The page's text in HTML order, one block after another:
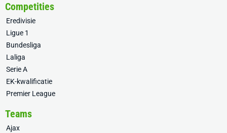
Competities
Eredivisie
Ligue 1
Bundesliga
Laliga
Serie A
EK-kwalificatie
Premier League
Teams
Ajax